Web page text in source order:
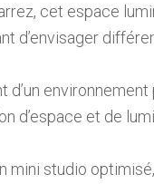
cet espace
d’envisager
d’un
d’espace et de
mini studio